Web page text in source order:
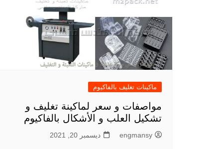
ماكينات تغليف بالفاكيوم
مواصفات و سعر لماكينة تغليف و
تشكيل العلب و الأشكال بالفاكيوم
engmansy ديسمبر 20, 2021